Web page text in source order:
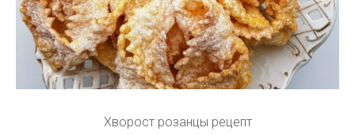
Хворост розанцы рецепт